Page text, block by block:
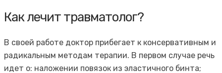
Как лечит травматолог?
В своей работе доктор прибегает к консервативным и
радикальным методам терапии. В первом случае речь
идет о: наложении повязок из эластичного бинта;